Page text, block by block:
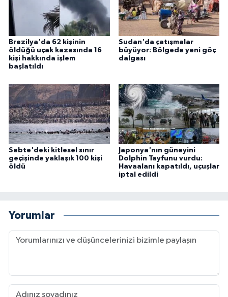
Brezilya'da 62 kişinin
öldüğü uçak kazasında 16
kişi hakkında işlem
başlatıldı
Sudan'da çatışmalar
büyüyor: Bölgede yeni göç
dalgası
Sebte'deki kitlesel sınır
geçişinde yaklaşık 100 kişi
öldü
Japonya'nın güneyini
Dolphin Tayfunu vurdu:
Havaalanı kapatıldı, uçuşlar
iptal edildi
Yorumlar